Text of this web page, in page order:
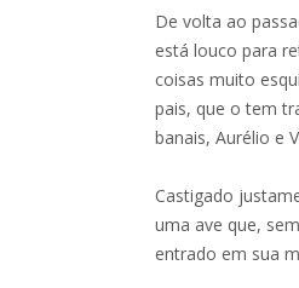
De volta ao
está louco para
coisas muito
pais, que o tem
banais, Aurélio e
Castigado
uma ave que,
entrado em sua